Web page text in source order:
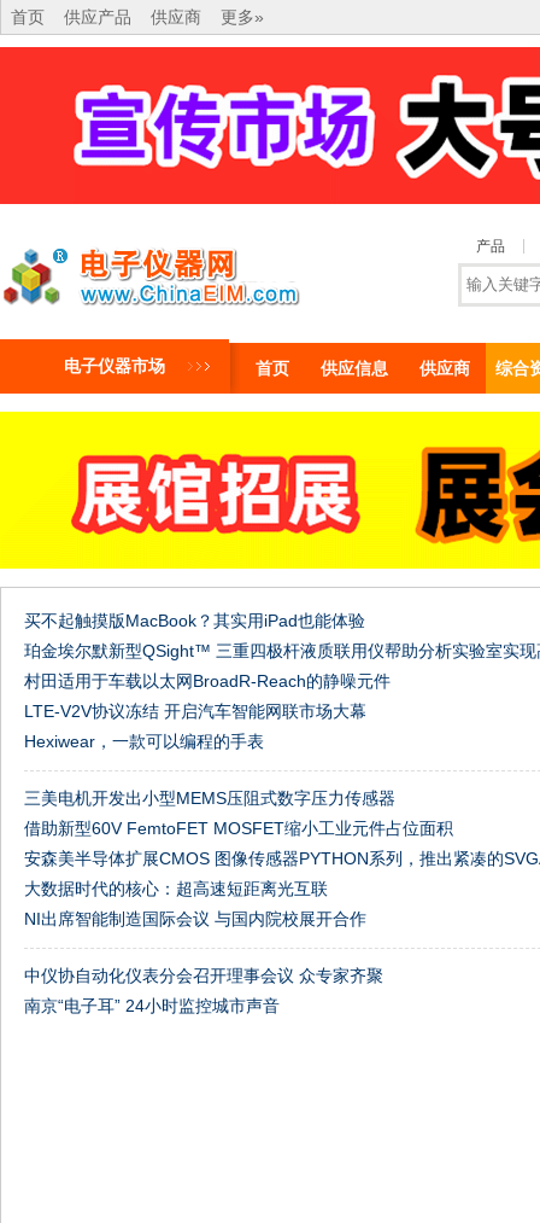
首页 供应产品 供应商 更多»
产品
电子仪器市场 首页 供应信息 供应商 综合
买不起触摸版MacBook？其实用iPad也能体验
珀金埃尔默新型QSight™ 三重四极杆液质联用仪帮助分析实验室实
程
村田适用于车载以太网BroadR-Reach的静噪元件
LTE-V2V协议冻结 开启汽车智能网联市场大幕
Hexiwear，一款可以编程的手表
三美电机开发出小型MEMS压阻式数字压力传感器
借助新型60V FemtoFET MOSFET缩小工业元件占位面积
安森美半导体扩展CMOS 图像传感器PYTHON系列，推出紧凑的
大数据时代的核心：超高速短距离光互联
NI出席智能制造国际会议 与国内院校展开合作
中仪协自动化仪表分会召开理事会议 众专家齐聚
南京“电子耳” 24小时监控城市声音